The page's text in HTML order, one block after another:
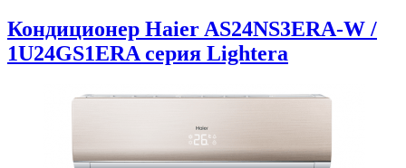
Кондиционер Haier AS24NS3ERA-W /
1U24GS1ERA серия Lightera